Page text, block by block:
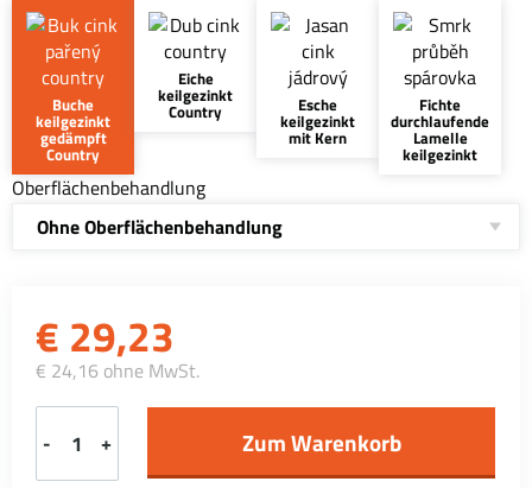
Buche
keilgezinkt
gedämpft
Country
Eiche
keilgezinkt
Country Esche
keilgezinkt
mit Kern
Fichte
durchlaufende
Lamelle
keilgezinkt
Oberflächenbehandlung
Ohne Oberflächenbehandlung
€ 29,23
€ 24,16 ohne MwSt.
- +